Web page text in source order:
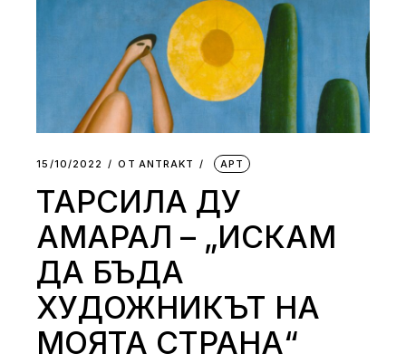
15/10/2022 ОТ АNTRAKT АРТ
ТАРСИЛА ДУ
АМАРАЛ – „ИСКАМ
ДА БЪДА
ХУДОЖНИКЪТ НА
МОЯТА СТРАНА“